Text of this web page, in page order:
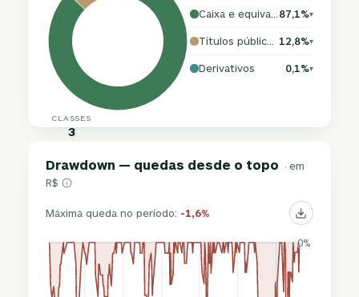
CLASSES
3
87,1%▾
12,8%▾
Derivativos 0,1%▾
Drawdown — quedas desde o topo · em
R$
Máxima queda no período: -1,6%
0%